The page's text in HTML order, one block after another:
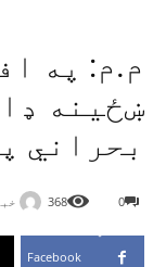
م.م: په
ښځینه
بحراني
0
368
Facebook